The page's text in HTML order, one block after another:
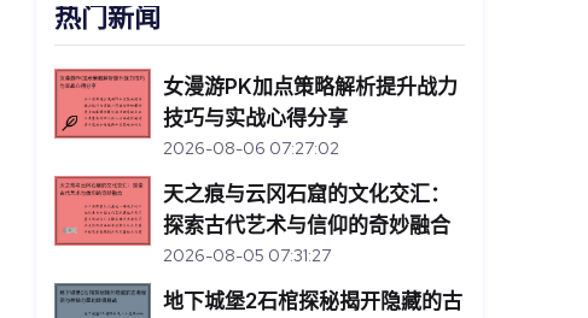
热门新闻
女漫游PK加点策略解析提升战力
技巧与实战心得分享
2026-08-06 07:27:02
天之痕与云冈石窟的文化交汇：
探索古代艺术与信仰的奇妙融合
2026-08-05 07:31:27
地下城堡2石棺探秘揭开隐藏的古